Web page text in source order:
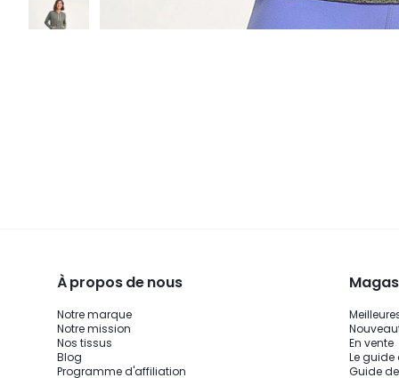
À propos de nous
Notre marque
Notre mission
Nos tissus
Blog
Programme d'affiliation
En vente
Le
Guide